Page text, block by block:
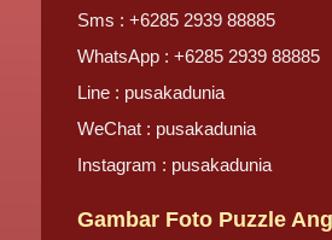
Sms : +6285 2939 88885
WhatsApp : +6285 2939 88885
Line : pusakadunia
WeChat : pusakadunia
Instagram : pusakadunia
Gambar Foto Puzzle